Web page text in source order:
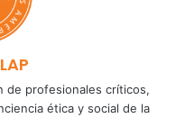
de profesionales críticos,
ética y social de la